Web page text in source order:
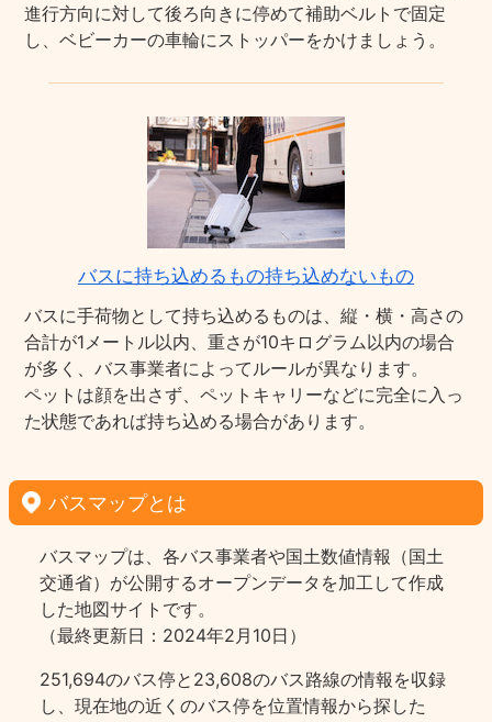
進行方向に対して後ろ向きに停めて補助ベルトで固定
し、ベビーカーの車輪にストッパーをかけましょう。
バスに持ち込めるもの持ち込めないもの
バスに手荷物として持ち込めるものは、縦・横・高さの
合計が1メートル以内、重さが10キログラム以内の場合
が多く、バス事業者によってルールが異なります。
ペットは顔を出さず、ペットキャリーなどに完全に入っ
た状態であれば持ち込める場合があります。
バスマップとは
バスマップは、各バス事業者や国土数値情報（国土
交通省）が公開するオープンデータを加工して作成
した地図サイトです。
（最終更新日：2024年2月10日）
251,694のバス停と23,608のバス路線の情報を収録
し、現在地の近くのバス停を位置情報から探した